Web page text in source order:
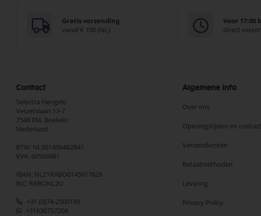
Gratis verzending
vanaf € 100 (NL)
Voor 17:00
direct
Contact
Selectra Hengelo
Verzetslaan 13-7
7548 EM, Boekelo
Nederland
BTW: NL001406482B41
KVK: 60566981
IBAN: NL21RABO0145617629
BIC: RABONL2U
+31 (0)74-2500199
+31630757204
Algemene Info
Over ons
Openingstijden en contact
Verzendkosten
Betaalmethoden
Levering
Privacy Policy